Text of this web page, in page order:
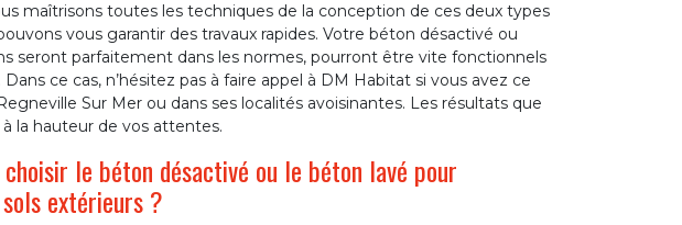
maîtrisons toutes les techniques de la conception de ces deux types
vous garantir des travaux rapides. Votre béton désactivé ou
seront parfaitement dans les normes, pourront être vite fonctionnels
ce cas, n’hésitez pas à faire appel à DM Habitat si vous avez ce
Sur Mer ou dans ses localités avoisinantes. Les résultats que
la hauteur de vos attentes.
le béton désactivé ou le béton lavé pour
extérieurs ?